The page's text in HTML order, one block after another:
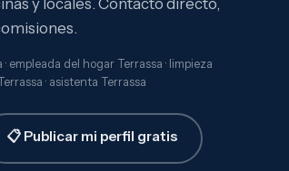
y locales. Contacto directo,
empleada del hogar Terrassa · limpieza
· asistenta Terrassa
📋 Publicar mi perfil gratis